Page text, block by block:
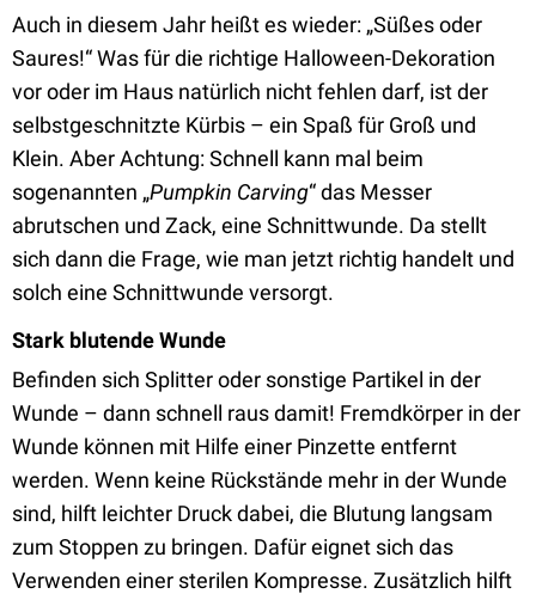
Auch in diesem Jahr heißt es wieder: „Süßes oder
Saures!“ Was für die richtige Halloween-Dekoration
vor oder im Haus natürlich nicht fehlen darf, ist der
selbstgeschnitzte Kürbis – ein Spaß für Groß und
Klein. Aber Achtung: Schnell kann mal beim
sogenannten „Pumpkin Carving“ das Messer
abrutschen und Zack, eine Schnittwunde. Da stellt
sich dann die Frage, wie man jetzt richtig handelt und
solch eine Schnittwunde versorgt.
Stark blutende Wunde
Befinden sich Splitter oder sonstige Partikel in der
Wunde – dann schnell raus damit! Fremdkörper in der
Wunde können mit Hilfe einer Pinzette entfernt
werden. Wenn keine Rückstände mehr in der Wunde
sind, hilft leichter Druck dabei, die Blutung langsam
zum Stoppen zu bringen. Dafür eignet sich das
Verwenden einer sterilen Kompresse. Zusätzlich hilft